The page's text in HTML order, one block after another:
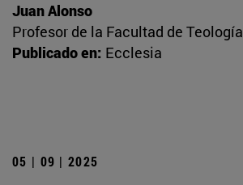
Juan Alonso
Profesor de la Facultad de Teología
Publicado en: Ecclesia
05 | 09 | 2025